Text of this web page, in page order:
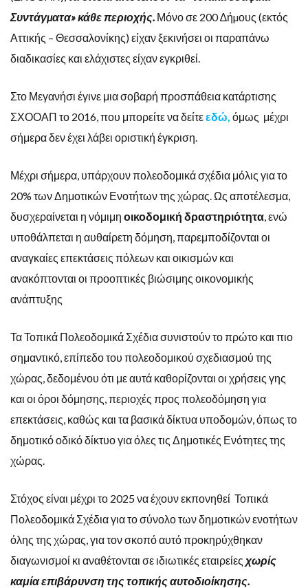
Συντάγµατα» κάθε περιοχής. Μόνο σε 200 ∆ήµους (εκτός
Αττικής – Θεσσαλονίκης) είχαν ξεκινήσει οι παραπάνω
διαδικασίες και ελάχιστες είχαν εγκριθεί.
Στο Μεγανήσι έγινε μια σοβαρή προσπάθεια κατάρτισης
ΣΧΟΟΑΠ το 2016, που μπορείτε να δείτεεδώ, όμως μέχρι
σήμερα δεν έχει λάβει οριστική έγκριση.
Μέχρι σήμερα, υπάρχουν πολεοδομικά σχέδια μόλις για το
20% των Δημοτικών Ενοτήτων της χώρας. Ως αποτέλεσμα,
δυσχεραίνεται η νόμιμη οικοδομική δραστηριότητα , ενώ
υποθάλπεται η αυθαίρετη δόμηση, παρεμποδίζονται οι
αναγκαίες επεκτάσεις πόλεων και οικισμών και
ανακόπτονται οι προοπτικές βιώσιμης οικονομικής
ανάπτυξης
Τα Τοπικά Πολεοδομικά Σχέδια συνιστούν το πρώτο και πιο
σημαντικό, επίπεδο του πολεοδομικού σχεδιασμού της
χώρας, δεδομένου ότι με αυτά καθορίζονται οι χρήσεις γης
και οι όροι δόμησης, περιοχές προς πολεοδόμηση για
επεκτάσεις, καθώς και τα βασικά δίκτυα υποδομών, όπως το
δημοτικό οδικό δίκτυο για όλες τις Δημοτικές Ενότητες της
χώρας.
Στόχος είναι μέχρι το 2025 να έχουν εκπονηθεί Τοπικά
Πολεοδομικά Σχέδια για το σύνολο των δημοτικών ενοτήτων
όλης της χώρας, για τον σκοπό αυτό προκηρύχθηκαν
διαγωνισμοί κι αναθέτονται σε ιδιωτικές εταιρείες χωρίς
καμία επιβάρυνση της τοπικής αυτοδιοίκησης.